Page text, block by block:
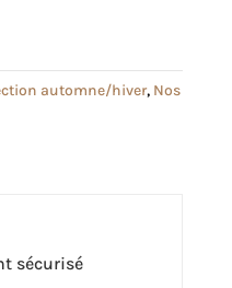
automne/hiver, Nos
sécurisé